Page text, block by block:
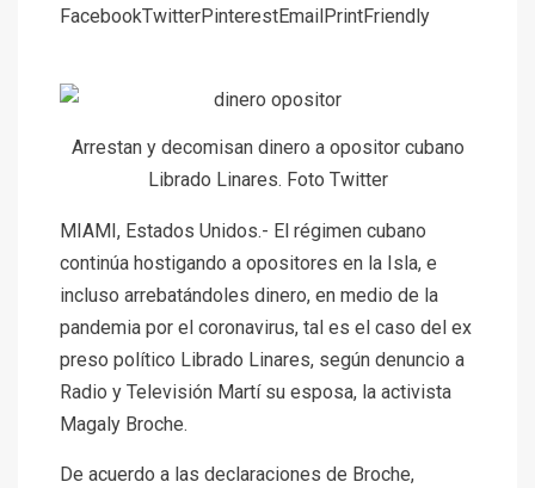
FacebookTwitterPinterestEmail PrintFriendly
Arrestan y decomisan dinero a opositor cubano
Librado Linares. Foto Twitter
MIAMI, Estados Unidos.- El régimen cubano
continúa hostigando a opositores en la Isla, e
incluso arrebatándoles dinero, en medio de la
pandemia por el coronavirus, tal es el caso del ex
preso político Librado Linares, según denuncio a
Radio y Televisión Martísu esposa, la activista
Magaly Broche.
De acuerdo a las declaraciones de Broche,